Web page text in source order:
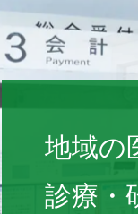
福島県立
地域の
診療・